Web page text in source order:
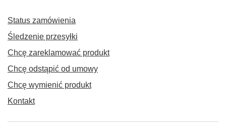
Status zamówienia
Śledzenie przesyłki
Chcę zareklamować produkt
Chcę odstąpić od umowy
Chcę wymienić produkt
Kontakt